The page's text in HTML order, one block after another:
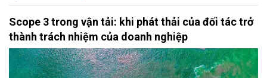
Scope 3 trong vận tải: khi phát thải của đối tác trở
thành trách nhiệm của doanh nghiệp